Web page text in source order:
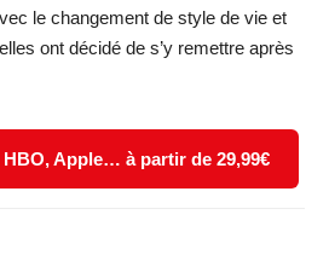
le changement de style de vie et
ont décidé de s’y remettre après
HBO, Apple… à partir de 29,99€